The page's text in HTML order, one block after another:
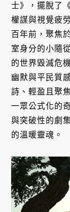
士》，擺脫了
權謀與視覺疲
百年前，聚焦
室身分的小隨
的世界毀滅危
幽默與平民質
詩、輕盈且聚
一眾公式化的
與突破性的劇
的溫暖靈魂。